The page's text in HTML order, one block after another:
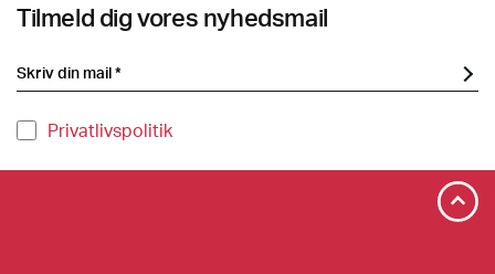
Tilmeld dig vores nyhedsmail
Privatlivspolitik